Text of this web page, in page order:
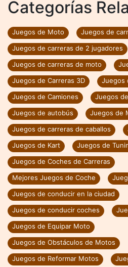
Categorías
Juegos de Moto
Juegos de
Juegos de carreras de 2 jugadores
Juegos de carreras de moto
Juegos de Carreras 3D
Juegos
Juegos de Camiones
Juegos
Juegos de autobús
Juegos de
Juegos de carreras de caballos
Juegos de Kart
Juegos de
Juegos de Coches de Carreras
Mejores Juegos de Coche
Juegos de conducir en la ciudad
Juegos de conducir coches
Juegos de Equipar Moto
Juegos de Obstáculos de Motos
Juegos de Reformar Motos